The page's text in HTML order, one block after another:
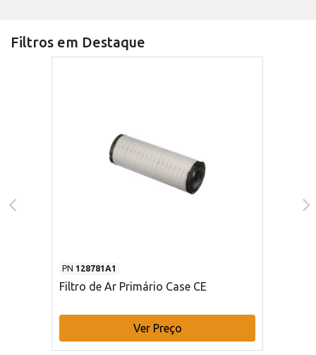
Filtros em Destaque
PN 128781A1
Filtro de Ar Primário Case CE
Ver Preço